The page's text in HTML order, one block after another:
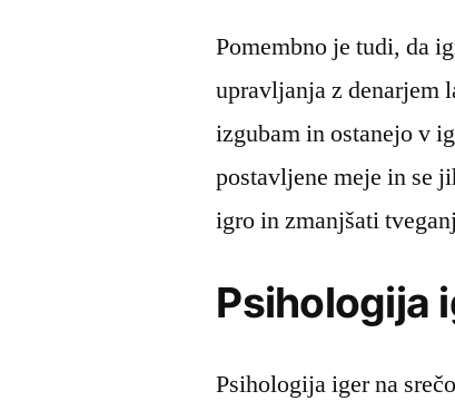
Pomembno je tudi, da
upravljanja z denarjem
izgubam in ostanejo v
postavljene meje in se
igro in zmanjšati
Psihologija
Psihologija iger na